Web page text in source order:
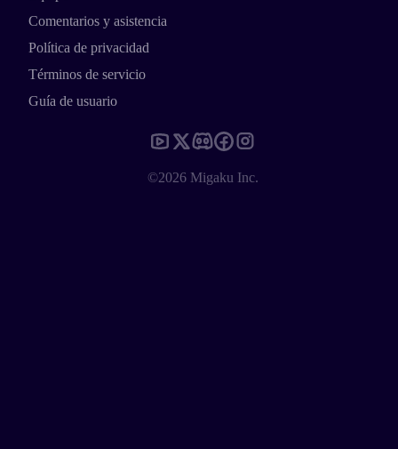
Comentarios y asistencia
Política de privacidad
Términos de servicio
Guía de usuario
©2026 Migaku Inc.